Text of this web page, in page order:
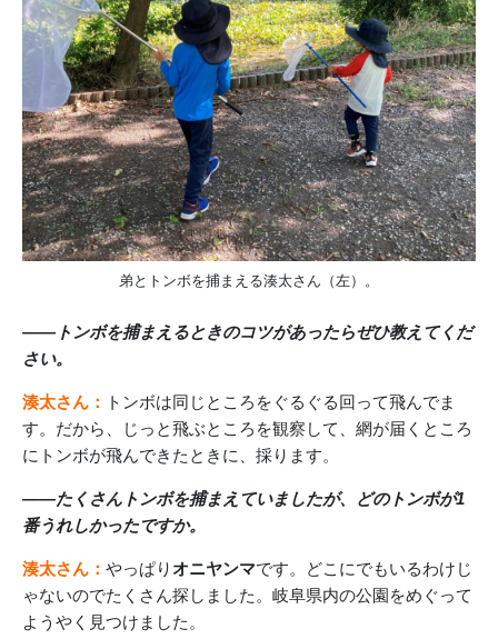
弟とトンボを捕まえる湊太さん（左）。
――トンボを捕まえるときのコツがあったらぜひ教えてくだ
さい。
湊太さん：
トンボは同じところをぐるぐる回って飛んでま
す。だから、じっと飛ぶところを観察して、網が届くところ
にトンボが飛んできたときに、採ります。
――たくさんトンボを捕まえていましたが、どのトンボが1
番うれしかったですか。
湊太さん： やっぱりオニヤンマです。どこにでもいるわけじ
ゃないのでたくさん探しました。岐阜県内の公園をめぐって
ようやく見つけました。